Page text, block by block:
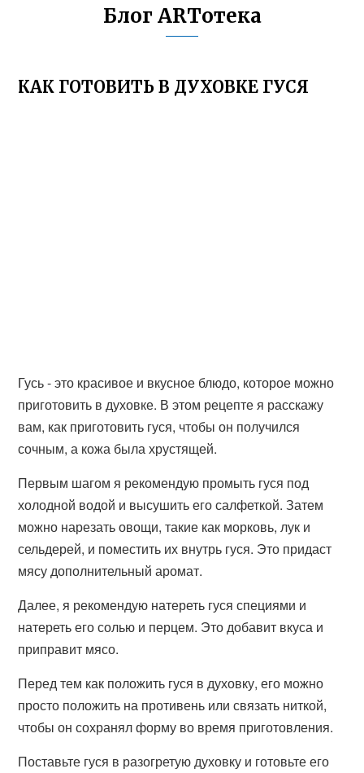
Блог ARTотека
КАК ГОТОВИТЬ В ДУХОВКЕ ГУСЯ
Гусь - это красивое и вкусное блюдо, которое можно
приготовить в духовке. В этом рецепте я расскажу
вам, как приготовить гуся, чтобы он получился
сочным, а кожа была хрустящей.
Первым шагом я рекомендую промыть гуся под
холодной водой и высушить его салфеткой. Затем
можно нарезать овощи, такие как морковь, лук и
сельдерей, и поместить их внутрь гуся. Это придаст
мясу дополнительный аромат.
Далее, я рекомендую натереть гуся специями и
натереть его солью и перцем. Это добавит вкуса и
приправит мясо.
Перед тем как положить гуся в духовку, его можно
просто положить на противень или связать ниткой,
чтобы он сохранял форму во время приготовления.
Поставьте гуся в разогретую духовку и готовьте его